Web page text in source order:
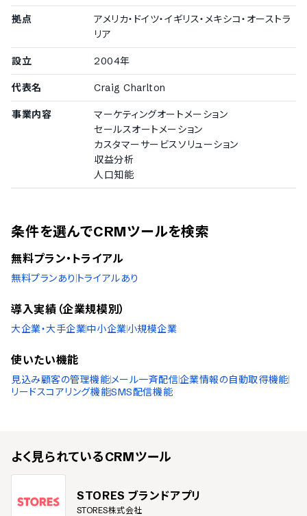
拠点
アメリカ・ドイツ・イギリス・メキシコ・オーストラ
リア
設立 2004年
代表名 Craig Charlton
事業内容
マーケティングオートメーション
セールスオートメーション
カスタマーサービスソリューション
収益分析
人口知能
条件を選んでCRMツールを検索
無料プラン・トライアル
無料プランあり トライアルあり
導入実績（企業規模別）
大企業・大手企業中小企業小規模企業
使いたい機能
見込み顧客の管理機能メール一斉配信企業情報の自動取得機能
リードスコアリング機能SMS配信機能
よく見られているCRMツール
STORES ブランドアプリ
STORES株式会社